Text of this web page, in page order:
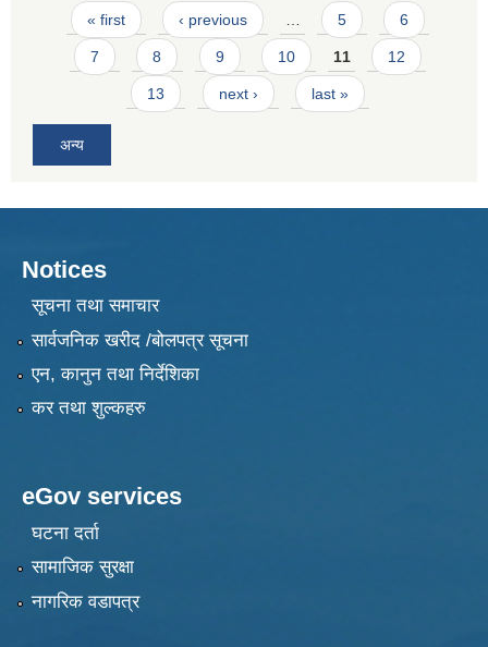
Pages
« first ‹ previous … 5 6
7 8 9 10 11 12
13 next › last »
अन्य
Notices
सूचना तथा समाचार
सार्वजनिक खरीद /बोलपत्र सूचना
एन, कानुन तथा निर्देशिका
कर तथा शुल्कहरु
eGov services
घटना दर्ता
सामाजिक सुरक्षा
नागरिक वडापत्र